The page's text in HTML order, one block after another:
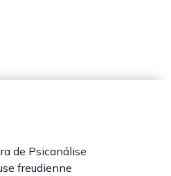
de Psicanálise
freudienne